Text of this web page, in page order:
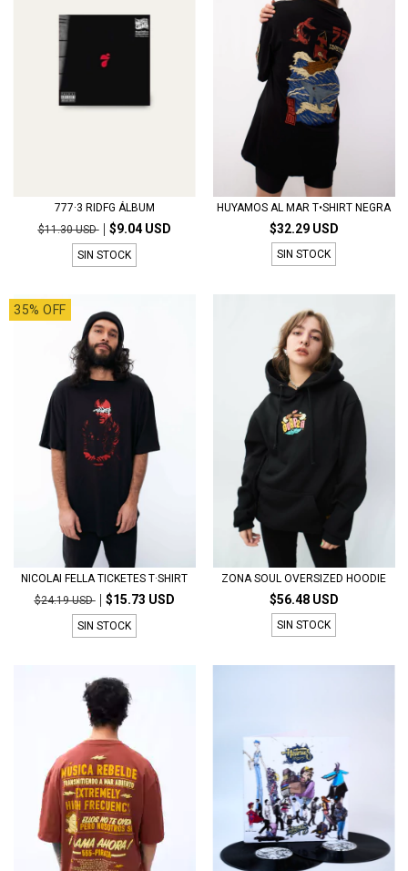
777·3 RIDFG ÁLBUM
$11.30 USD
$9.04 USD
SIN STOCK
HUYAMOS AL MAR T•SHIRT NEGRA
$32.29 USD
SIN STOCK
35% OFF
NICOLAI FELLA TICKETES T·SHIRT
$24.19 USD
$15.73 USD
SIN STOCK
ZONA SOUL OVERSIZED HOODIE
$56.48 USD
SIN STOCK